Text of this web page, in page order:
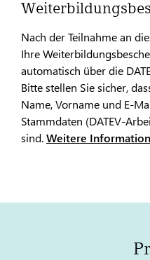
Nach der Teilnahme an
Ihre
automatisch über die
Bitte stellen Sie sicher,
Name, Vorname und E-
Stammdaten (DATEV-
sind.Weitere